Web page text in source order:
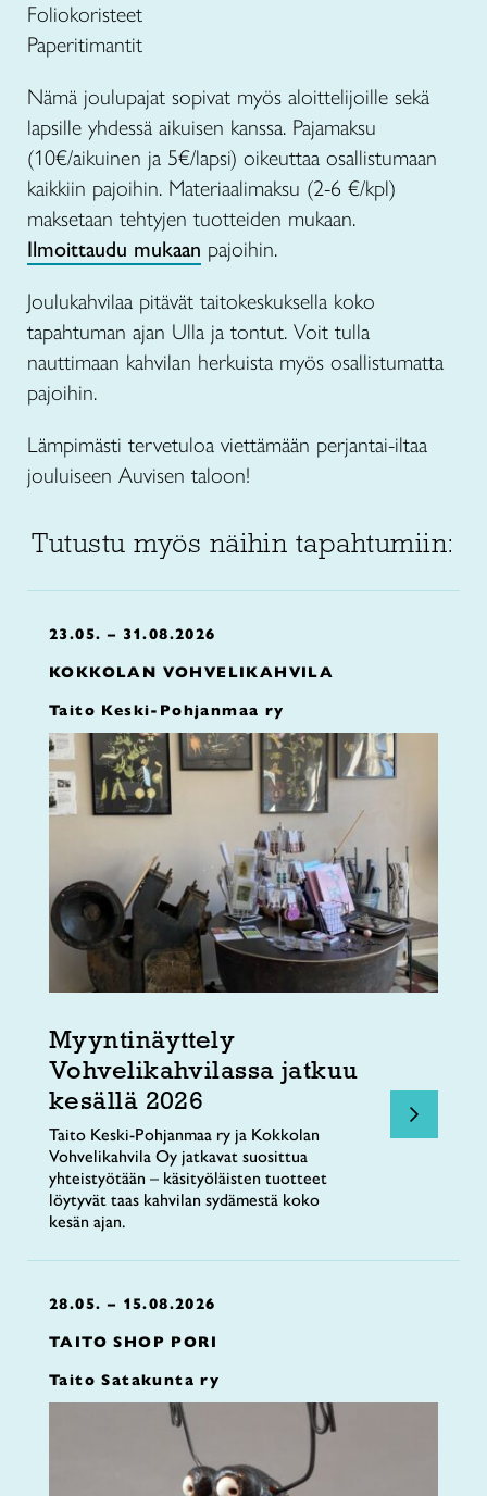
Foliokoristeet
Paperitimantit
Nämä joulupajat sopivat myös aloittelijoille sekä
lapsille yhdessä aikuisen kanssa. Pajamaksu
(10€/aikuinen ja 5€/lapsi) oikeuttaa osallistumaan
kaikkiin pajoihin. Materiaalimaksu (2-6 €/kpl)
maksetaan tehtyjen tuotteiden mukaan.
Ilmoittaudu mukaan pajoihin.
Joulukahvilaa pitävät taitokeskuksella koko
tapahtuman ajan Ulla ja tontut. Voit tulla
nauttimaan kahvilan herkuista myös osallistumatta
pajoihin.
Lämpimästi tervetuloa viettämään perjantai-iltaa
jouluiseen Auvisen taloon!
Tutustu myös näihin tapahtumiin:
23.05. – 31.08.2026
KOKKOLAN VOHVELIKAHVILA
Taito Keski-Pohjanmaa ry
Myyntinäyttely
Vohvelikahvilassa jatkuu
kesällä 2026
Taito Keski-Pohjanmaa ry ja Kokkolan
Vohvelikahvila Oy jatkavat suosittua
yhteistyötään – käsityöläisten tuotteet
löytyvät taas kahvilan sydämestä koko
kesän ajan.
28.05. – 15.08.2026
TAITO SHOP PORI
Taito Satakunta ry